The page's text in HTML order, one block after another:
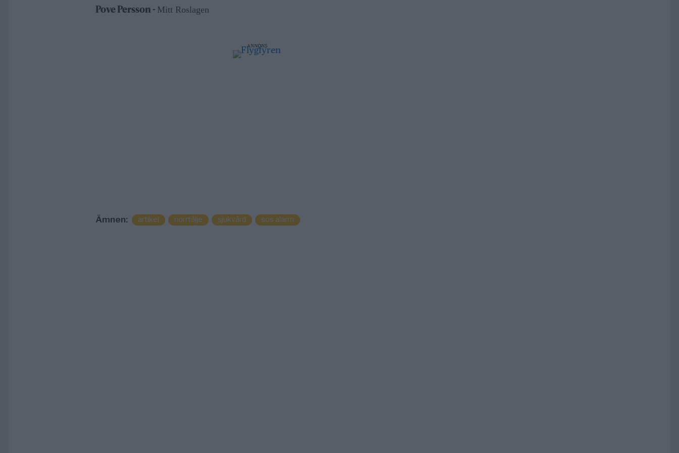
Pove Persson - Mitt Roslagen
ANNONS
Ämnen: artikel norrtälje sjukvård sos alarm